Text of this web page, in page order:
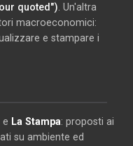
quoted"). Un'altra
macroeconomici:
e stampare i
e La Stampa: proposti ai
su ambiente ed